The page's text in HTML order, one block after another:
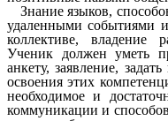
Знание языков,
удаленными событиями
коллективе, владение
Ученик должен уметь
анкету, заявление,
освоения этих
необходимое и
коммуникации и